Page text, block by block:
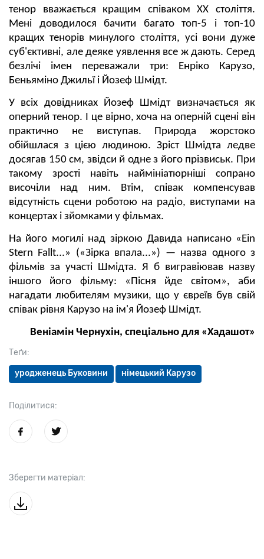
Теґи:
уродженець Буковини німецький Карузо
Поділитися:
Зберегти матеріал:
тенор вважається кращим співаком XX століття.
Мені доводилося бачити багато топ-5 і топ-10
кращих тенорів минулого століття, усі вони дуже
суб'єктивні, але деяке уявлення все ж дають. Серед
безлічі імен переважали три: Енріко Карузо,
Беньяміно Джильї і Йозеф Шмідт.
У всіх довідниках Йозеф Шмідт визначається як
оперний тенор. І це вірно, хоча на оперній сцені він
практично не виступав. Природа жорстоко
обійшлася з цією людиною. Зріст Шмідта ледве
досягав 150 см, звідси й одне з його прізвиськ. При
такому зрості навіть наймініатюрніші сопрано
височіли над ним. Втім, співак компенсував
відсутність сцени роботою на радіо, виступами на
концертах і зйомками у фільмах.
На його могилі над зіркою Давида написано «Ein
Stern Fallt...» («Зірка впала...») — назва одного з
фільмів за участі Шмідта. Я б вигравіював назву
іншого його фільму: «Пісня йде світом», аби
нагадати любителям музики, що у євреїв був свій
співак рівня Карузо на ім'я Йозеф Шмідт.
Веніамін Чернухін, спеціально для «Хадашот»